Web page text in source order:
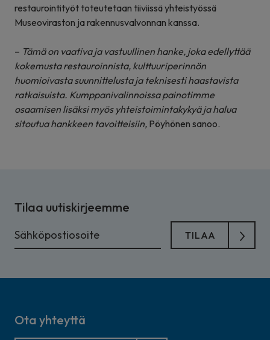
restaurointityöt toteutetaan tiiviissä yhteistyössä
Museoviraston ja rakennusvalvonnan kanssa.
– Tämä on vaativa ja vastuullinen hanke, joka edellyttää
kokemusta restauroinnista, kulttuuriperinnön
huomioivasta suunnittelusta ja teknisesti haastavista
ratkaisuista. Kumppanivalinnoissa painotimme
osaamisen lisäksi myös yhteistoimintakykyä ja halua
sitoutua hankkeen tavoitteisiin, Pöyhönen sanoo.
Tilaa uutiskirjeemme
Ota yhteyttä